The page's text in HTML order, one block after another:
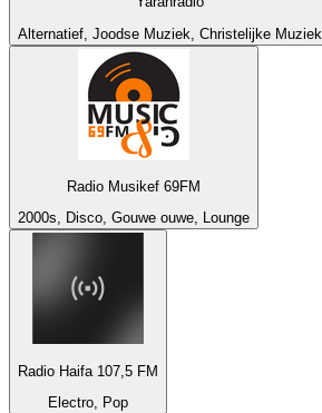
Alternatief, Joodse Muziek, Christelijke Muziek
Radio Musikef 69FM
2000s, Disco, Gouwe ouwe, Lounge
Radio Haifa 107,5 FM
Electro, Pop